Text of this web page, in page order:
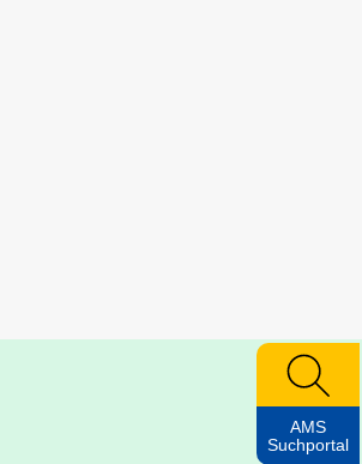
AMS
Suchportal